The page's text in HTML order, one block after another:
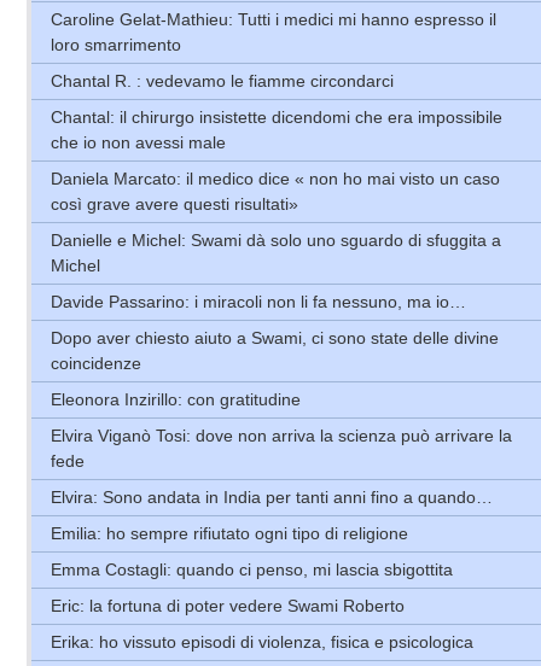
Caroline Gelat-Mathieu: Tutti i medici mi hanno espresso il
loro smarrimento
Chantal R. : vedevamo le fiamme circondarci
Chantal: il chirurgo insistette dicendomi che era impossibile
che io non avessi male
Daniela Marcato: il medico dice « non ho mai visto un caso
così grave avere questi risultati»
Danielle e Michel: Swami dà solo uno sguardo di sfuggita a
Michel
Davide Passarino: i miracoli non li fa nessuno, ma io…
Dopo aver chiesto aiuto a Swami, ci sono state delle divine
coincidenze
Eleonora Inzirillo: con gratitudine
Elvira Viganò Tosi: dove non arriva la scienza può arrivare la
fede
Elvira: Sono andata in India per tanti anni fino a quando…
Emilia: ho sempre rifiutato ogni tipo di religione
Emma Costagli: quando ci penso, mi lascia sbigottita
Eric: la fortuna di poter vedere Swami Roberto
Erika: ho vissuto episodi di violenza, fisica e psicologica